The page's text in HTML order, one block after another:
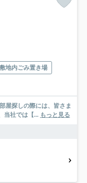
敷地内ごみ置き場
当社では【... もっと見る